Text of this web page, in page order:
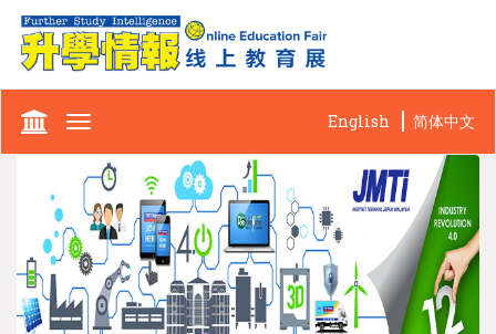
Toggle
English 简体中文